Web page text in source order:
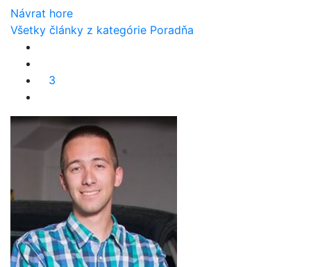
Návrat hore
Všetky články z kategórie Poradňa
3